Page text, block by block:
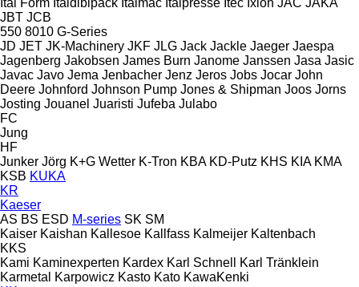
JBT JCB
550 8010 G-Series
JD JET JK-Machinery JKF JLG Jack Jackle Jaeger Jaespa
Jagenberg Jakobsen James Burn Janome Janssen Jasa Jasic
Javac Javo Jema Jenbacher Jenz Jeros Jobs Jocar John
Deere Johnford Johnson Pump Jones & Shipman Joos Jorns
Josting Jouanel Juaristi Jufeba Julabo
FC
Jung
HF
Junker Jörg K+G Wetter K-Tron KBA KD-Putz KHS KIA KMA
KSB KUKA
KR
Kaeser
AS BS ESD M-series SK SM
Kaiser Kaishan Kallesoe Kallfass Kalmeijer Kaltenbach
KKS
Kami Kaminexperten Kardex Karl Schnell
Karl Tränklein
Karmetal
Karpowicz Kasto Kato KawaKenki